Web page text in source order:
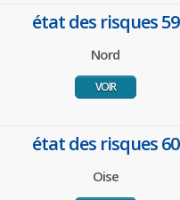
état des risques 59
Nord
VOIR
état des risques 60
Oise